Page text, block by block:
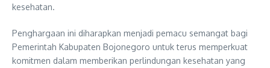
kesehatan.
Penghargaan ini diharapkan menjadi pemacu semangat bagi
Pemerintah Kabupaten Bojonegoro untuk terus memperkuat
komitmen dalam memberikan perlindungan kesehatan yang